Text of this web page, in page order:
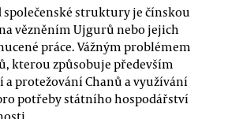
společenské struktury je čínskou
vězněním Ujgurů nebo jejich
práce. Vážným problémem
kterou způsobuje především
protežování Chanů a využívání
potřeby státního hospodářství